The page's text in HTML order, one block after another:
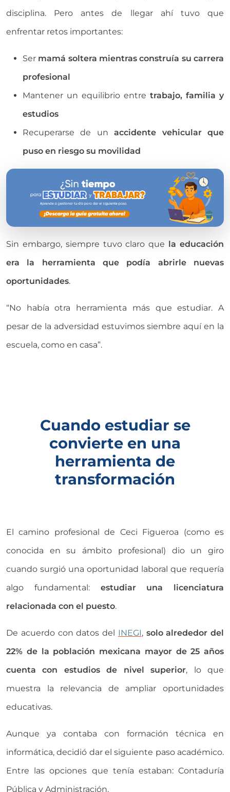
disciplina. Pero antes de llegar ahí tuvo que
enfrentar retos importantes:
Ser mamá soltera mientras construía su carrera
profesional
Mantener un equilibrio entre trabajo, familia y
estudios
Recuperarse de unaccidente vehicular que
puso en riesgo su movilidad
Sin embargo, siempre tuvo claro que
la educación
era la herramienta que podía abrirle nuevas
oportunidades.
“No había otra herramienta más que estudiar. A
pesar de la adversidad estuvimos siembre aquí en la
escuela, como en casa”.
Cuando estudiar se
convierte en una
herramienta de
transformación
El camino profesional de Ceci Figueroa (como es
conocida en su ámbito profesional) dio un giro
cuando surgió una oportunidad laboral que requería
algo fundamental: estudiar una licenciatura
relacionada con el puesto.
De acuerdo con datos del INEGI, solo alrededor del
22% de la población mexicana mayor de 25 años
cuenta con estudios de nivel superior, lo que
muestra la relevancia de ampliar oportunidades
educativas.
Aunque ya contaba con formación técnica en
informática, decidió dar el siguiente paso académico.
Entre las opciones que tenía estaban: Contaduría
Pública y Administración.